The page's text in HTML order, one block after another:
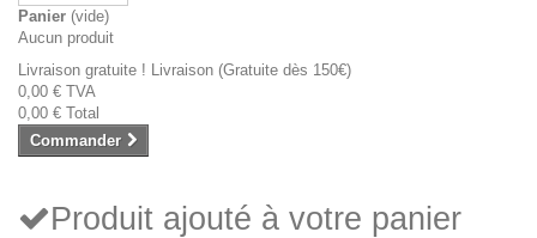
Panier (vide)
Aucun produit
Livraison gratuite ! Livraison (Gratuite dès 150€)
0,00 € TVA
0,00 € Total
Commander
Produit ajouté à votre panier